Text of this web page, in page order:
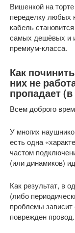
Вишенкой на
переделку любых
кабель
самых дешёвых и
премиум-класса.
Как
них не
пропадает
Всем доброго
У многих
есть одна
частом
(или динамиков)
Как результат, в
(либо
проблемы зависит
поврежден провод.